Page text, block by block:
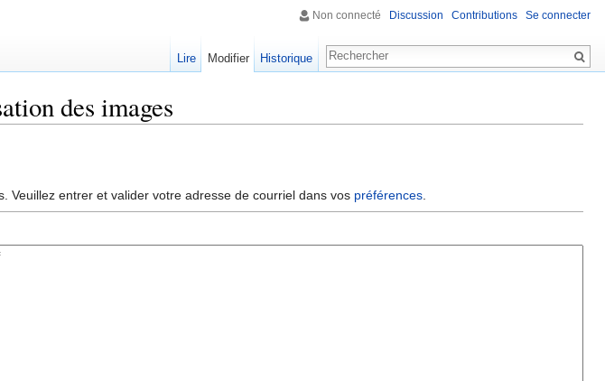
des images
Veuillez entrer et valider votre adresse de courriel dans vos préférences
Non connecté Discussion Contributions Se connecter
Lire Modifier Historique